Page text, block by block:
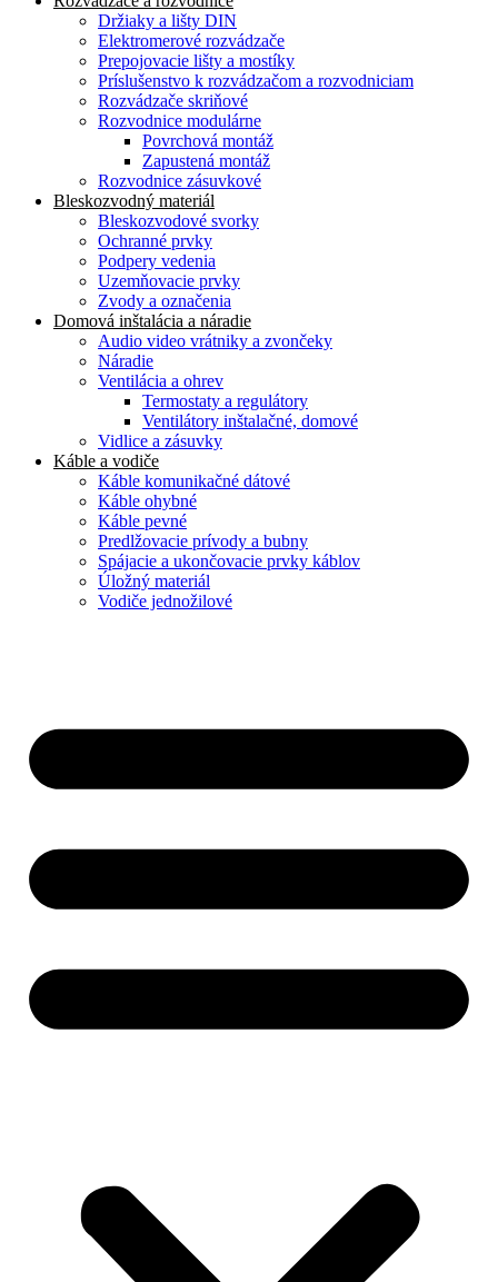
Držiaky a lišty DIN
Elektromerové rozvádzače
Prepojovacie lišty a mostíky
Príslušenstvo k rozvádzačom a rozvodniciam
Rozvádzače skriňové
Rozvodnice modulárne
Povrchová montáž
Zapustená montáž
Rozvodnice zásuvkové
Bleskozvodný materiál
Bleskozvodové svorky
Ochranné prvky
Podpery vedenia
Uzemňovacie prvky
Zvody a označenia
Domová inštalácia a náradie
Audio video vrátniky a zvončeky
Náradie
Ventilácia a ohrev
Termostaty a regulátory
Ventilátory inštalačné, domové
Vidlice a zásuvky
Káble a vodiče
Káble komunikačné dátové
Káble ohybné
Káble pevné
Predlžovacie prívody a bubny
Spájacie a ukončovacie prvky káblov
Úložný materiál
Vodiče jednožilové